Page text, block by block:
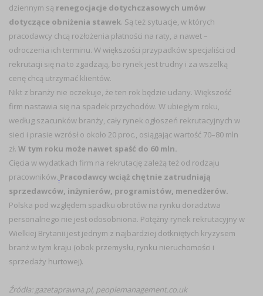
dziennym są renegocjacje dotychczasowych umów
dotyczące obniżenia stawek. Są też sytuacje, w których
pracodawcy chcą rozłożenia płatności na raty, a nawet –
odroczenia ich terminu. W większości przypadków specjaliści od
rekrutacji się na to zgadzają, bo rynek jest trudny i za wszelką
cenę chcą utrzymać klientów.
Nikt z branży nie oczekuje, że ten rok będzie udany. Większość
firm nastawia się na spadek przychodów. W ubiegłym roku,
według szacunków branży, cały rynek ogłoszeń rekrutacyjnych w
sieci i prasie wzrósł o około 20 proc., osiągając wartość 70–80 mln
zł. W tym roku może nawet spaść do 60 mln.
Cięcia w wydatkach firm na rekrutację zależą też od rodzaju
pracowników. Pracodawcy wciąż chętnie zatrudniają
sprzedawców, inżynierów, programistów, menedżerów.
Polska pod względem spadku obrotów na rynku doradztwa
personalnego nie jest odosobniona. Potężny rynek rekrutacyjny w
Wielkiej Brytanii jest jednym z najbardziej dotkniętych kryzysem
branż w tym kraju (obok przemysłu, rynku nieruchomości i
sprzedaży hurtowej).
Źródła: gazetaprawna.pl, peoplemanagement.co.uk